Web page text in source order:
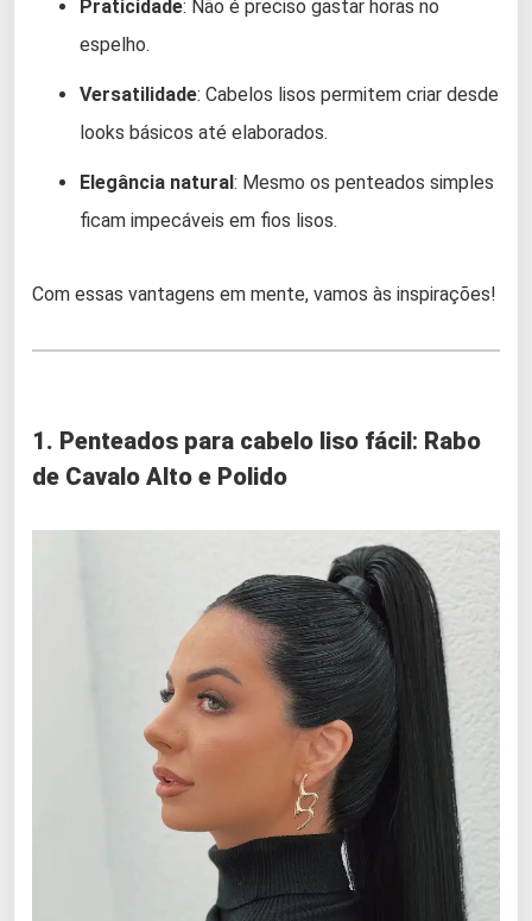
Praticidade: Não é preciso gastar horas no
espelho.
Versatilidade: Cabelos lisos permitem criar desde
looks básicos até elaborados.
Elegância natural: Mesmo os penteados simples
ficam impecáveis em fios lisos.
Com essas vantagens em mente, vamos às inspirações!
1. Penteados para cabelo liso fácil: Rabo
de Cavalo Alto e Polido